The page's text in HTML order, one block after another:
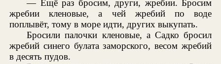
— Ещё раз бросим, други, жребии. Бросим
жребии кленовые, а чей жребий по воде
поплывёт, тому в море идти, других выкупать.
Бросили палочки кленовые, а Садко бросил
жребий синего булата заморского, весом жребий
в десять пудов.